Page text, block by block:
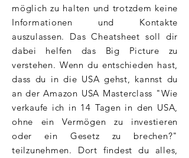
möglich zu halten und trotzdem keine
Informationen und Kontakte
auszulassen. Das Cheatsheet soll dir
dabei helfen das Big Picture zu
verstehen. Wenn du entschieden hast,
dass du in die USA gehst, kannst du
an der Amazon USA Masterclass "Wie
verkaufe ich in 14 Tagen in den USA,
ohne ein Vermögen zu investieren
oder ein Gesetz zu brechen?"
teilzunehmen. Dort findest du alles,